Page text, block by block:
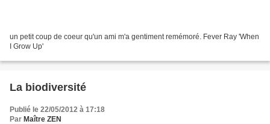
un petit coup de coeur qu'un ami m'a gentiment remémoré. Fever Ray 'When
I Grow Up'
La biodiversité
Publié le 22/05/2012 à 17:18
Par Maître ZEN